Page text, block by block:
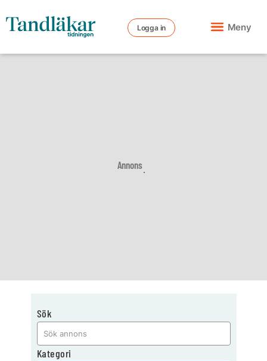
Logga in Meny
Annons
Sök
Kategori